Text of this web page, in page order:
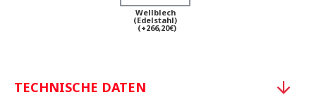
Wellblech
(Edelstahl)
(+266,20€)
TECHNISCHE DATEN